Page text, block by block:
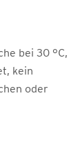
bei 30 °C,
kein
oder